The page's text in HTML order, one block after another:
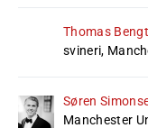
Thomas
svineri,
Søren
Manchester